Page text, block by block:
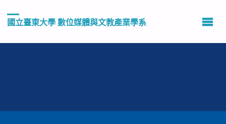
國立臺東大學 數位媒體與文教產業學系